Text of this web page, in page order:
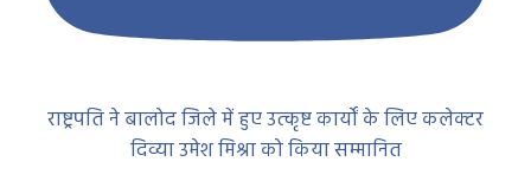
राष्ट्रपति ने बालोद जिले में हुए उत्कृष्ट कार्यों के लिए कलेक्टर
दिव्या उमेश मिश्रा को किया सम्मानित